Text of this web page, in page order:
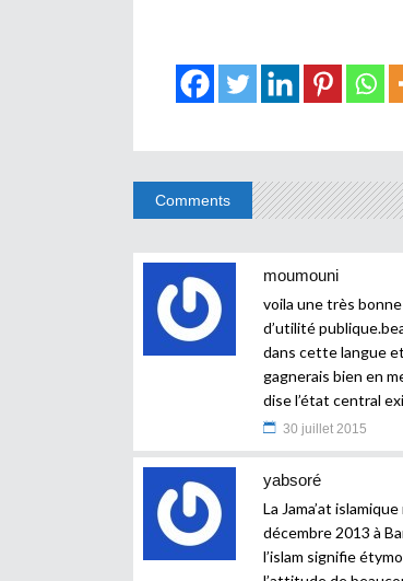
Comments
moumouni
voila une très
d’utilité
dans cette langue
gagnerais bien en
dise l’état central
30 juillet 2015
yabsoré
La Jama’at
décembre 2013 à
l’islam signifie